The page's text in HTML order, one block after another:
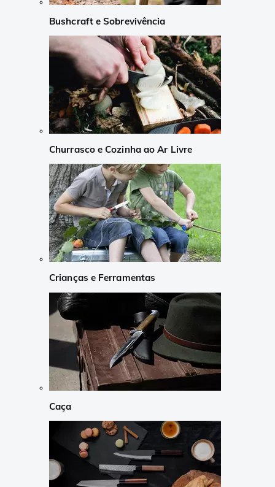
Bushcraft e Sobrevivência
Churrasco e Cozinha ao Ar Livre
Crianças e Ferramentas
Caça